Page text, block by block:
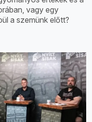
vagy egy
a szemünk előtt?